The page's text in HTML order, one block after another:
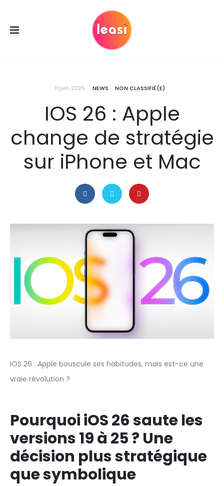
11 juin 2025 NEWS NON CLASSIFIÉ(E)
IOS 26 : Apple
change de stratégie
sur iPhone et Mac
iOS 26 : Apple bouscule ses habitudes, mais est-ce une
vraie révolution ?
Pourquoi iOS 26 saute les
versions 19 à 25 ? Une
décision plus stratégique
que symbolique